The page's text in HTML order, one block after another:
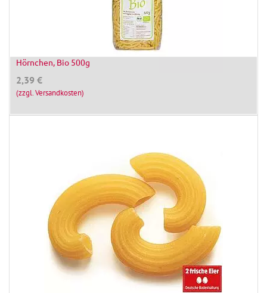
Hörnchen, Bio 500g
2,39 €
(zzgl. Versandkosten)